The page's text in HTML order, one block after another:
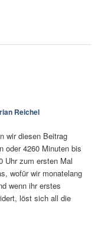
Reichel
wir diesen Beitrag
oder 4260 Minuten bis
Uhr zum ersten Mal
wofür wir monatelang
wenn ihr erstes
löst sich all die